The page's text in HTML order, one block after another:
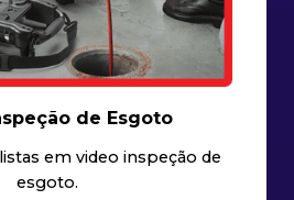
de Esgoto
em video inspeção de
esgoto.